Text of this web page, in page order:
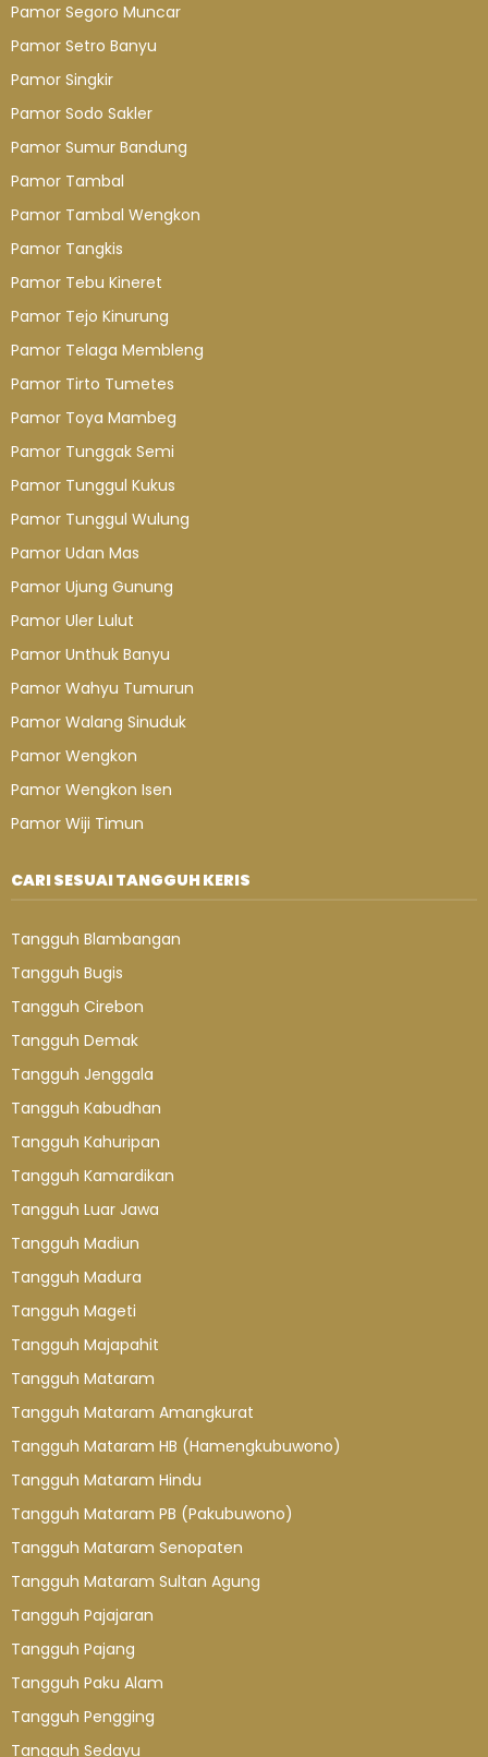
Pamor Segoro Muncar
Pamor Setro Banyu
Pamor Singkir
Pamor Sodo Sakler
Pamor Sumur Bandung
Pamor Tambal
Pamor Tambal Wengkon
Pamor Tangkis
Pamor Tebu Kineret
Pamor Tejo Kinurung
Pamor Telaga Membleng
Pamor Tirto Tumetes
Pamor Toya Mambeg
Pamor Tunggak Semi
Pamor Tunggul Kukus
Pamor Tunggul Wulung
Pamor Udan Mas
Pamor Ujung Gunung
Pamor Uler Lulut
Pamor Unthuk Banyu
Pamor Wahyu Tumurun
Pamor Walang Sinuduk
Pamor Wengkon
Pamor Wengkon Isen
Pamor Wiji Timun
CARI SESUAI TANGGUH KERIS
Tangguh Blambangan
Tangguh Bugis
Tangguh Cirebon
Tangguh Demak
Tangguh Jenggala
Tangguh Kabudhan
Tangguh Kahuripan
Tangguh Kamardikan
Tangguh Luar Jawa
Tangguh Madiun
Tangguh Madura
Tangguh Mageti
Tangguh Majapahit
Tangguh Mataram
Tangguh Mataram Amangkurat
Tangguh Mataram HB (Hamengkubuwono)
Tangguh Mataram Hindu
Tangguh Mataram PB (Pakubuwono)
Tangguh Mataram Senopaten
Tangguh Mataram Sultan Agung
Tangguh Pajajaran
Tangguh Pajang
Tangguh Paku Alam
Tangguh Pengging
Tangguh Sedayu